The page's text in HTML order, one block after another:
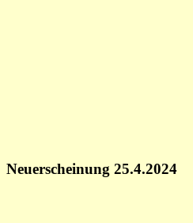
Neuerscheinung 25.4.2024